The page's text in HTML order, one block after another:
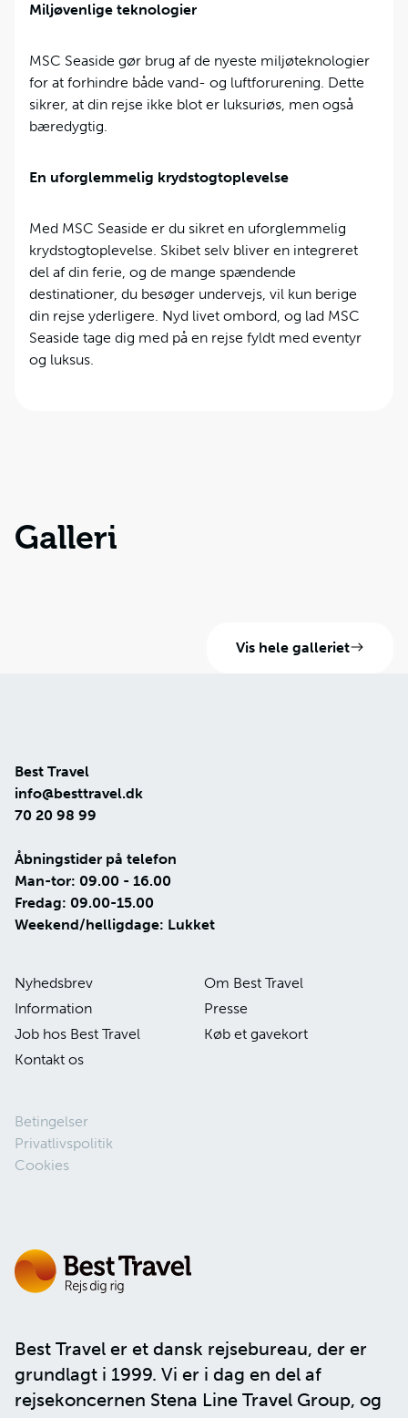
Miljøvenlige teknologier
MSC Seaside gør brug af de nyeste miljøteknologier
for at forhindre både vand- og luftforurening. Dette
sikrer, at din rejse ikke blot er luksuriøs, men også
bæredygtig.
En uforglemmelig krydstogtoplevelse
Med MSC Seaside er du sikret en uforglemmelig
krydstogtoplevelse. Skibet selv bliver en integreret
del af din ferie, og de mange spændende
destinationer, du besøger undervejs, vil kun berige
din rejse yderligere. Nyd livet ombord, og lad MSC
Seaside tage dig med på en rejse fyldt med eventyr
og luksus.
Galleri
Vis hele galleriet
Best Travel er et dansk rejsebureau, der er
grundlagt i 1999. Vi er i dag en del af
rejsekoncernen Stena Line Travel Group, og
Best Travel
info@besttravel.dk
70 20 98 99
Åbningstider på telefon
Man-tor: 09.00 - 16.00
Fredag: 09.00-15.00
Weekend/helligdage: Lukket
Nyhedsbrev
Om Best Travel
Information
Presse
Job hos Best Travel
Køb et gavekort
Kontakt os
Betingelser
Privatlivspolitik
Cookies